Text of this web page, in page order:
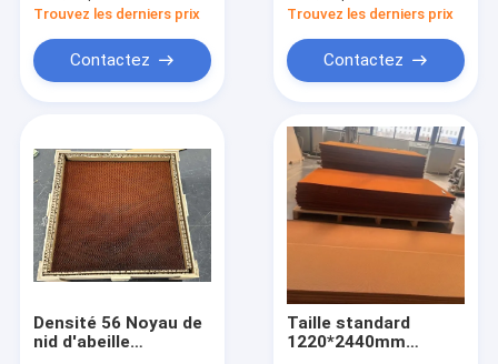
Excellente
l'environnement
Trouvez les derniers prix
Contactez
radômes radar
Trouvez les derniers prix
Contactez
Densité 56 Noyau de
nid d'abeille
Taille standard
1220*2440mm